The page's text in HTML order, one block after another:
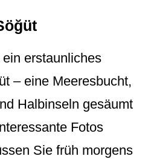
erstaunliches
– eine Meeresbucht,
Halbinseln gesäumt
Fotos
Sie früh morgens